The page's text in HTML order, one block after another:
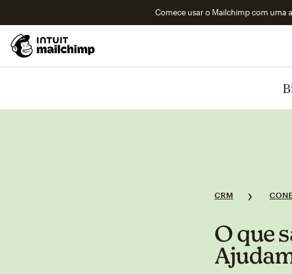
Comece usar o Mailchimp com uma
CRM
O que